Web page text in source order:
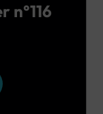
n°116